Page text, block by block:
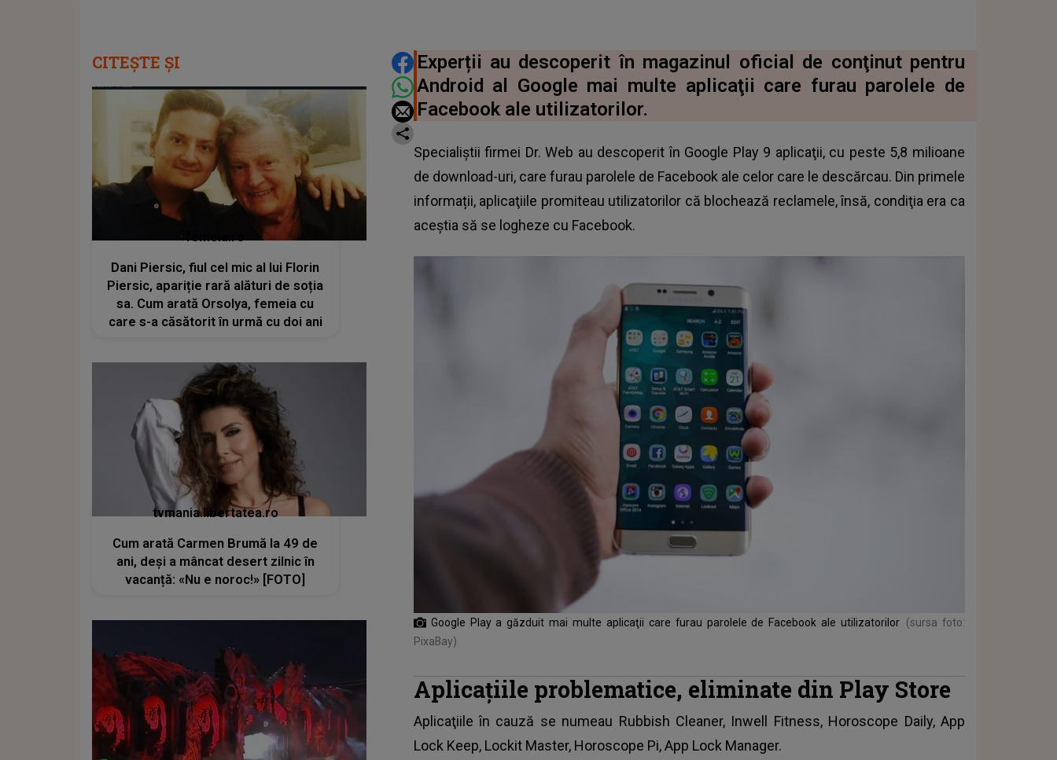
DISTRIBUIE ARTICOLUL
Experții au descoperit în magazinul oficial de conţinut pentru
Android al Google mai multe aplicaţii care furau parolele de
Facebook ale utilizatorilor.
Specialiştii firmei Dr. Web au descoperit în Google Play 9 aplicaţii, cu peste 5,8 milioane
de download-uri, care furau parolele de Facebook ale celor care le descărcau. Din primele
informații, aplicaţiile promiteau utilizatorilor că blochează reclamele, însă, condiţia era ca
aceştia să se logheze cu Facebook.
Google Play a găzduit mai multe aplicaţii care furau parolele de Facebook ale utilizatorilor (sursa foto:
PixaBay)
Aplicațiile problematice, eliminate din Play Store
Aplicaţiile în cauză se numeau Rubbish Cleaner, Inwell Fitness, Horoscope Daily, App
Lock Keep, Lockit Master, Horoscope Pi, App Lock Manager.
CITEȘTE ȘI
femeia.ro
Dani Piersic, fiul cel mic al lui Florin
Piersic, apariție rară alături de soția
sa. Cum arată Orsolya, femeia cu
care s-a căsătorit în urmă cu doi ani
tvmania.libertatea.ro
Cum arată Carmen Brumă la 49 de
ani, deși a mâncat desert zilnic în
vacanță: «Nu e noroc!» [FOTO]